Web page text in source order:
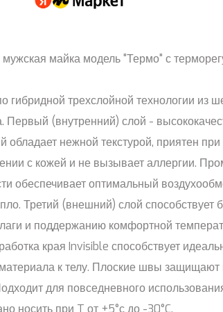
майка модель "Термо" с
гибридной трехслойной технологии из
Первый (внутренний) слой -
обладает нежной текстурой, приятен при
с кожей и не вызывает аллергии.
обеспечивает оптимальный
Третий (внешний) слой способствует
и поддержанию комфортной
края Invisible способствует
к телу. Плоские швы защищают
для повседневного
носить при T от +5°с до -30°C.